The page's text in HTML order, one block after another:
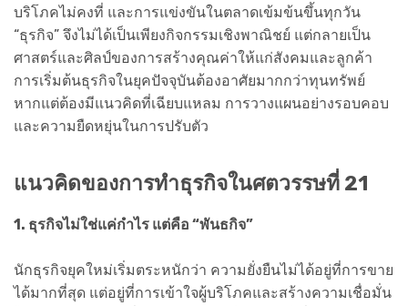
บริโภคไม่คงที่ และการแข่งขันในตลาดเข้มข้นขึ้นทุกวัน
“ธุรกิจ” จึงไม่ได้เป็นเพียงกิจกรรมเชิงพาณิชย์ แต่กลายเป็น
ศาสตร์และศิลป์ของการสร้างคุณค่าให้แก่สังคมและลูกค้า
การเริ่มต้นธุรกิจในยุคปัจจุบันต้องอาศัยมากกว่าทุนทรัพย์
หากแต่ต้องมีแนวคิดที่เฉียบแหลม การวางแผนอย่างรอบคอบ
และความยืดหยุ่นในการปรับตัว
แนวคิดของการทำธุรกิจในศตวรรษที่ 21
1. ธุรกิจไม่ใช่แค่กำไร แต่คือ “พันธกิจ”
นักธุรกิจยุคใหม่เริ่มตระหนักว่า ความยั่งยืนไม่ได้อยู่ที่การขาย
ได้มากที่สุด แต่อยู่ที่การเข้าใจผู้บริโภคและสร้างความเชื่อมั่น